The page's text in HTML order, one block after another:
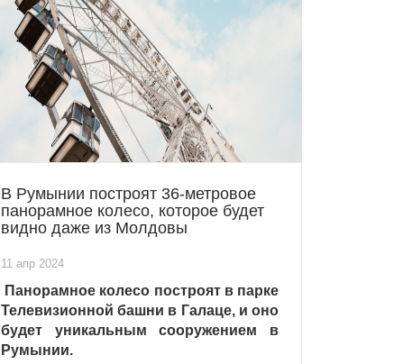
В Румынии построят 36-метровое
панорамное колесо, которое будет
видно даже из Молдовы
11 апр 2024
Панорамное колесо построят в парке
Телевизионной башни в Галаце, и оно
будет уникальным сооружением в
Румынии.